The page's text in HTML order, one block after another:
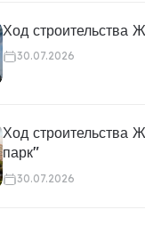
Ход строительства
30.07.2026
Ход строительства
парк"
30.07.2026